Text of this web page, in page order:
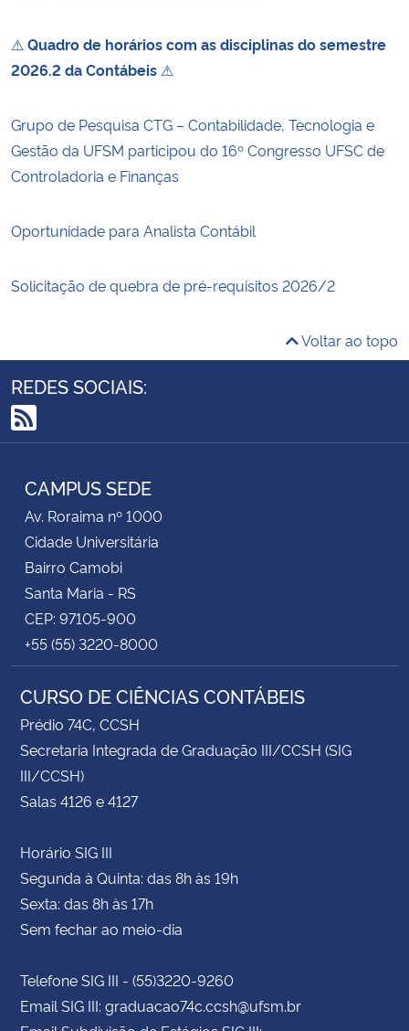
⚠ Quadro de horários com as disciplinas do semestre
2026.2 da Contábeis ⚠
Grupo de Pesquisa CTG – Contabilidade, Tecnologia e
Gestão da UFSM participou do 16º Congresso UFSC de
Controladoria e Finanças
Oportunidade para Analista Contábil
Solicitação de quebra de pré-requisitos 2026/2
Voltar ao topo
REDES SOCIAIS:
RSS
CAMPUS SEDE
Av. Roraima nº 1000
Cidade Universitária
Bairro Camobi
Santa Maria - RS
CEP: 97105-900
+55 (55) 3220-8000
CURSO DE CIÊNCIAS CONTÁBEIS
Prédio 74C, CCSH
Secretaria Integrada de Graduação III/CCSH (SIG
III/CCSH)
Salas 4126 e 4127
Horário SIG III
Segunda à Quinta: das 8h às 19h
Sexta: das 8h às 17h
Sem fechar ao meio-dia
Telefone SIG III - (55)3220-9260
Email SIG III: graduacao74c.ccsh@ufsm.br